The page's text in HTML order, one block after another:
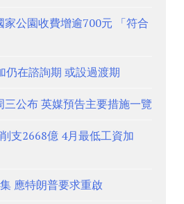
家公園收費增逾700元 「符合
仍在諮詢期 或設過渡期
三公布 英媒預告主要措施一覽
支2668億 4月最低工資加
應特朗普要求重啟